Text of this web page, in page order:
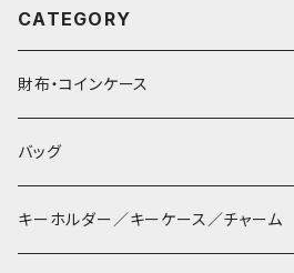
CATEGORY
財布・コインケース
コンパクト財布
長財布
バッグ
サコッシュ
キーホルダー／キーケース／チャーム